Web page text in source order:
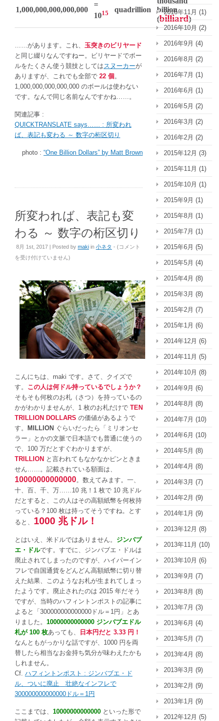
1,000,000,000,000,000
=
1015 quadrillion
billion
(billiard)
……があります。これ、 玉突きのビリヤード
と同じ綴りなんですねー。ビリヤードでボー
ルをたくさん使う競技としてはスヌーカーが
ありますが、これでも全部で 22 個 。
1,000,000,000,000,000 のボールは使わない
です。なんで同じ名前なんですかね……。
関連記事 :
QUICKTRANSLATE says…… : 所変われ
ば、表記も変わる ～ 数字の桁区切り
photo : “One Billion Dollars” by Matt Brown
所変われば、表記も変
わる ～ 数字の桁区切り
8月 1st, 2017 | Posted by maki in 小ネタ - (所
ば、
表
記
も
変
わ
る
～
字
の
桁
区
切
り
は
コメント
を受け付けていません)
こんにちは、maki です。さて、クイズで
す。 この人は何ドル持っているでしょうか？
そもそも何枚のお札（さつ）を持っているの
かがわかりませんが、1 枚のお札だけで TEN
TRILLION DOLLARS の価値があるようで
す。
MILLION ぐらいだったら「ミリオンセ
ラー」とかの文脈で日本語でも普通に使うの
で、100 万だとすぐわかりますが、
TRILLION と言われてもなかなかピンときま
せん……。記載されている額面は、
10000000000000。数えてみます。一、
十、百、千、万……10 兆！1 枚で 10 兆ドル
だとすると、この人はその高額紙幣を何枚持
っている？100 枚は持ってそうですね。とす
ると、 1000 兆ドル！
とはいえ、米ドルではありません。 ジンバブ
エ・ドルです。すでに、ジンバブエ・ドルは
廃止されてしまったのですが、ハイパーイン
フレで自国通貨をどんどん高額紙幣に切り替
えた結果、このようなお札が生まれてしまっ
たようです。廃止されたのは 2015 年だそう
ですが、当時のハフィントンポストの記事に
よると「300000000000000ドル＝1円」とあ
りました。 10000000000000 ジンバブエドル
札が 100 枚あっても、
日本円だと 3.33 円！
なんともがっかりな話ですが、1000 円を両
替したら相当なお金持ち気分が味わえたかも
しれません。
Cf. ハフィントンポスト : ジンバブエ・ド
ル、ついに廃止 壮絶なインフレで
300000000000000ドル＝1円
ここまでは、 10000000000000 といった形で
2016年11月 (1)
2016年10月 (2)
2016年9月 (4)
2016年8月 (2)
2016年7月 (1)
2016年6月 (1)
2016年5月 (2)
2016年3月 (2)
2016年2月 (2)
2015年12月 (3)
2015年11月 (1)
2015年10月 (1)
2015年9月 (1)
2015年8月 (1)
2015年7月 (1)
2015年6月 (5)
2015年5月 (4)
2015年4月 (8)
2015年3月 (8)
2015年2月 (7)
2015年1月 (6)
2014年12月 (6)
2014年11月 (5)
2014年10月 (8)
2014年9月 (6)
2014年8月 (8)
2014年7月 (10)
2014年6月 (10)
2014年5月 (8)
2014年4月 (8)
2014年3月 (7)
2014年2月 (9)
2014年1月 (9)
2013年12月 (8)
2013年11月 (10)
2013年10月 (6)
2013年9月 (7)
2013年8月 (8)
2013年7月 (3)
2013年6月 (4)
2013年5月 (7)
2013年4月 (8)
2013年3月 (9)
2013年2月 (9)
2013年1月 (9)
2012年12月 (5)